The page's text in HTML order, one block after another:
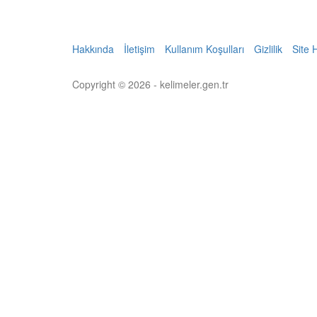
Hakkında İletişim Kullanım Koşulları Gizlilik Site
Copyright © 2026 - kelimeler.gen.tr